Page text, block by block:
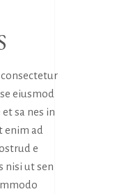
eiusmod
sa nes in
enim ad
e
nisi ut sen